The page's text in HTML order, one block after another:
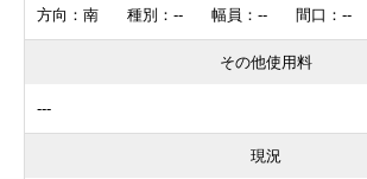
方向：南 種別：-- 幅員：-- 間口：--
その他使用料
---
現況